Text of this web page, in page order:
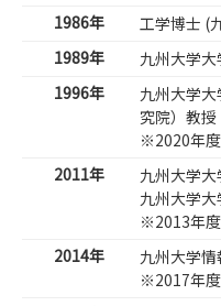
1986年
工学博士 (
1989年
九州大学
1996年
九州大学
究院）教授
※2020年
2011年
九州大学
九州大学
※2013年
2014年
九州大学
※2017年